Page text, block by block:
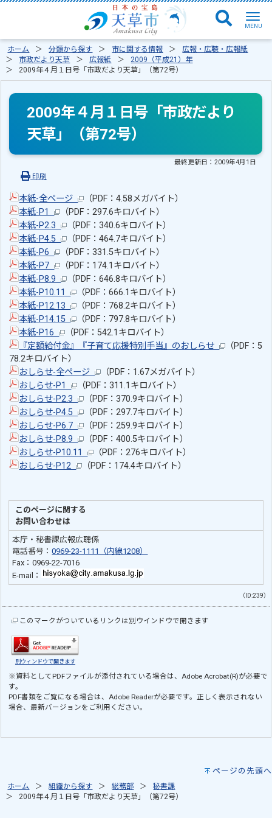
ホーム 分類から探す 市に関する情報
広報・広聴・広報紙
市政だより天草
広報紙
2009（平成21）年
2009年４月１日号「市政だより天草」（第72号）
2009年４月１日号「市政だより
天草」（第72号）
最終更新日：2009年4月1日
印刷
本紙-全ページ
（PDF：4.58メガバイト）
本紙-P1
（PDF：297.6キロバイト）
本紙-P2.3
（PDF：340.6キロバイト）
本紙-P4.5
（PDF：464.7キロバイト）
本紙-P6
（PDF：331.5キロバイト）
本紙-P7
（PDF：174.1キロバイト）
本紙-P8.9
（PDF：646.8キロバイト）
本紙-P10.11
（PDF：666.1キロバイト）
本紙-P12.13
（PDF：768.2キロバイト）
本紙-P14.15
（PDF：797.8キロバイト）
本紙-P16
（PDF：542.1キロバイト）
『定額給付金』『子育て応援特別手当』のおしらせ
（PDF：5
78.2キロバイト）
おしらせ-全ページ
（PDF：1.67メガバイト）
おしらせ-P1
（PDF：311.1キロバイト）
おしらせ-P2.3
（PDF：370.9キロバイト）
おしらせ-P4.5
（PDF：297.7キロバイト）
おしらせ-P6.7
（PDF：259.9キロバイト）
おしらせ-P8.9
（PDF：400.5キロバイト）
おしらせ-P10.11
（PDF：276キロバイト）
おしらせ-P12
（PDF：174.4キロバイト）
このページに関する
お問い合わせは
本庁・秘書課広報広聴係
電話番号：0969-23-1111（内線1208）
Fax：0969-22-7016
E-mail：
（ID:239）
このマークがついているリンクは別ウインドウで開きます
別ウィンドウで開きます
※資料としてPDFファイルが添付されている場合は、Adobe Acrobat(R)が必要で
す。
PDF書類をご覧になる場合は、Adobe Readerが必要です。正しく表示されない
場合、最新バージョンをご利用ください。
ページの先頭へ
ホーム 組織から探す 総務部
秘書課
2009年４月１日号「市政だより天草」（第72号）